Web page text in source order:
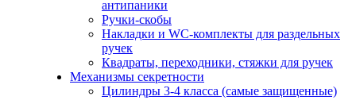
антипаники
Ручки-скобы
Накладки и WC-комплекты для раздельных
ручек
Квадраты, переходники, стяжки для ручек
Механизмы секретности
Цилиндры 3-4 класса (самые защищенные)